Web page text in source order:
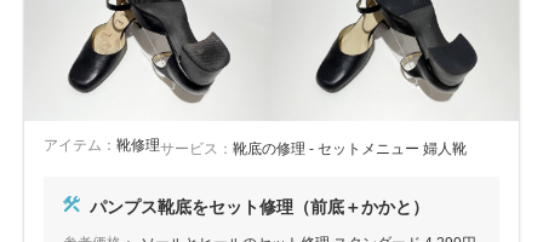
アイテム： 靴修理サービス： 靴底の修理 - セットメニュー 婦人靴
パンプス靴底をセット修理（前底＋かかと）